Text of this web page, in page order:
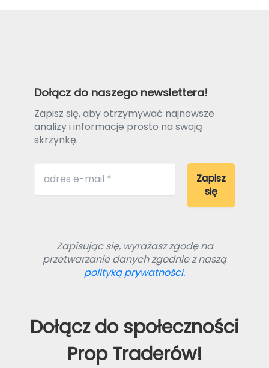
Dołącz do naszego newslettera!
Zapisz się, aby otrzymywać najnowsze
analizy i informacje prosto na swoją
skrzynkę.
Zapisując się, wyrażasz zgodę na
przetwarzanie danych zgodnie z naszą
polityką prywatności.
Dołącz do społeczności
Prop Traderów!